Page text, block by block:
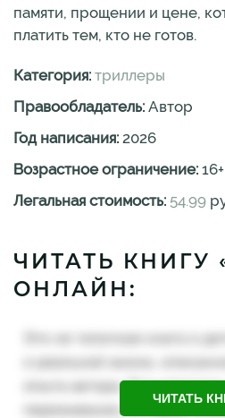
памяти, прощении и цене,
платить тем, кто не готов.
Категория: триллеры
Правообладатель: Автор
Год написания: 2026
Возрастное ограничение: 16+
Легальная стоимость: 54.99
ЧИТАТЬ КНИГУ
ОНЛАЙН:
ЧИТАТЬ